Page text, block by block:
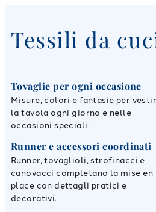
Tessili da
Tovaglie per ogni occasione
Misure, colori e fantasie per
la tavola ogni giorno e nelle
occasioni speciali.
Runner e accessori coordinati
Runner, tovaglioli, strofinacci e
canovacci completano la mise en
place con dettagli pratici e
decorativi.